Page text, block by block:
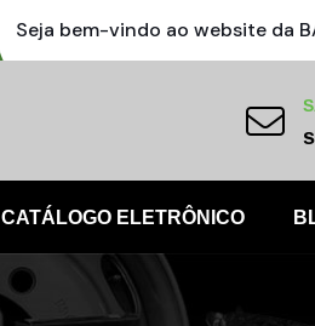
Seja bem-vindo ao website da
CATÁLOGO ELETRÔNICO